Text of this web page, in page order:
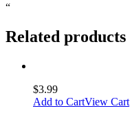
“
Related products
$3.99
Add to CartView Cart